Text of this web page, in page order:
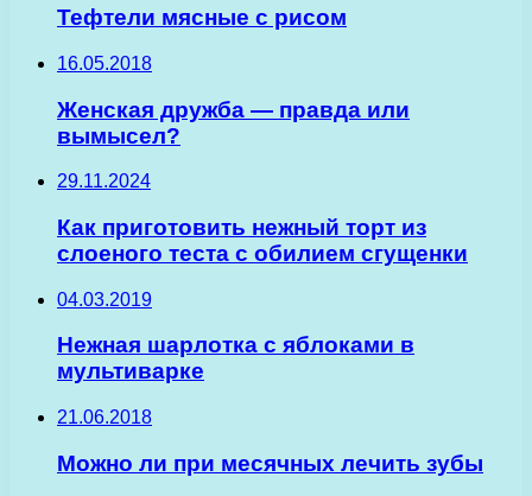
Тефтели мясные с рисом
16.05.2018
Женская дружба — правда или
вымысел?
29.11.2024
Как приготовить нежный торт из
слоеного теста с обилием сгущенки
04.03.2019
Нежная шарлотка с яблоками в
мультиварке
21.06.2018
Можно ли при месячных лечить зубы